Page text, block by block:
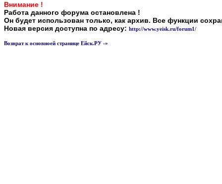
Внимание !
Работа данного форума остановлена !
Он будет использован только, как архив. Все функции
Новая версия доступна по адресу: http://www.yeisk.ru/forum1/
Возврат к основноей странице Ейск.РУ -»